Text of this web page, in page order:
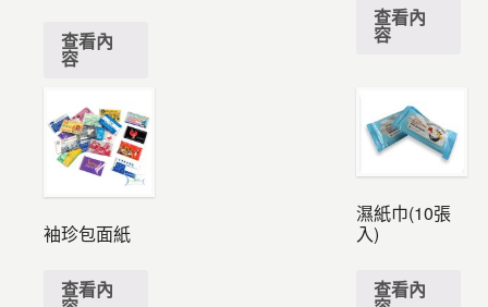
查看內
容
查看內
容
袖珍包面紙
查看內
濕紙巾(10張
入)
查看內